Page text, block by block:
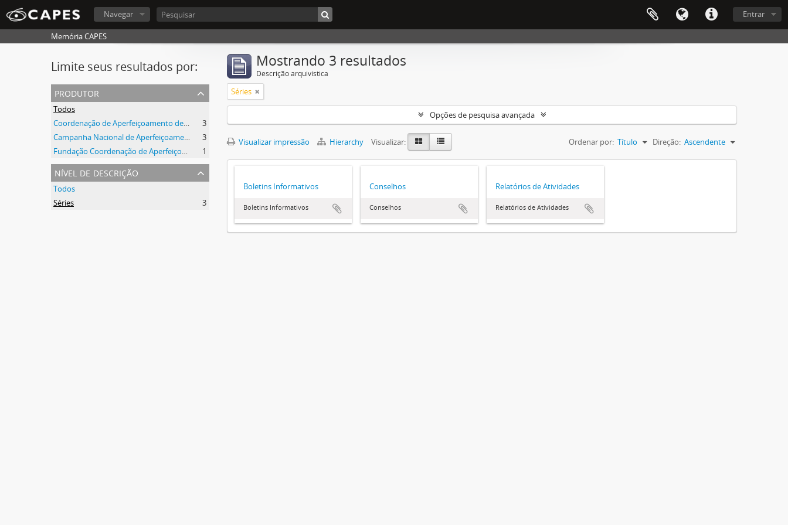
Entrar
Navegar
Memória CAPES
Limite seus resultados por:
produtor
Todos
Coordenação de Aperfeiçoamento de Pessoal de Nível Superior (CAPES)
3
Campanha Nacional de Aperfeiçoamento de Pessoal de Nível Superior (CAPES)
3
Fundação Coordenação de Aperfeiçoamento de Pessoal de Nível Superior (CAPES)
1
nível de descrição
Todos
Séries
3
Mostrando 3 resultados
Descrição arquivística
Séries
Opções de pesquisa avançada
Visualizar impressão Hierarchy Visualizar: Ordenar por: Título Direção: Ascendente
Boletins Informativos
Boletins Informativos
Conselhos
Conselhos
Relatórios de Atividades
Relatórios de Atividades